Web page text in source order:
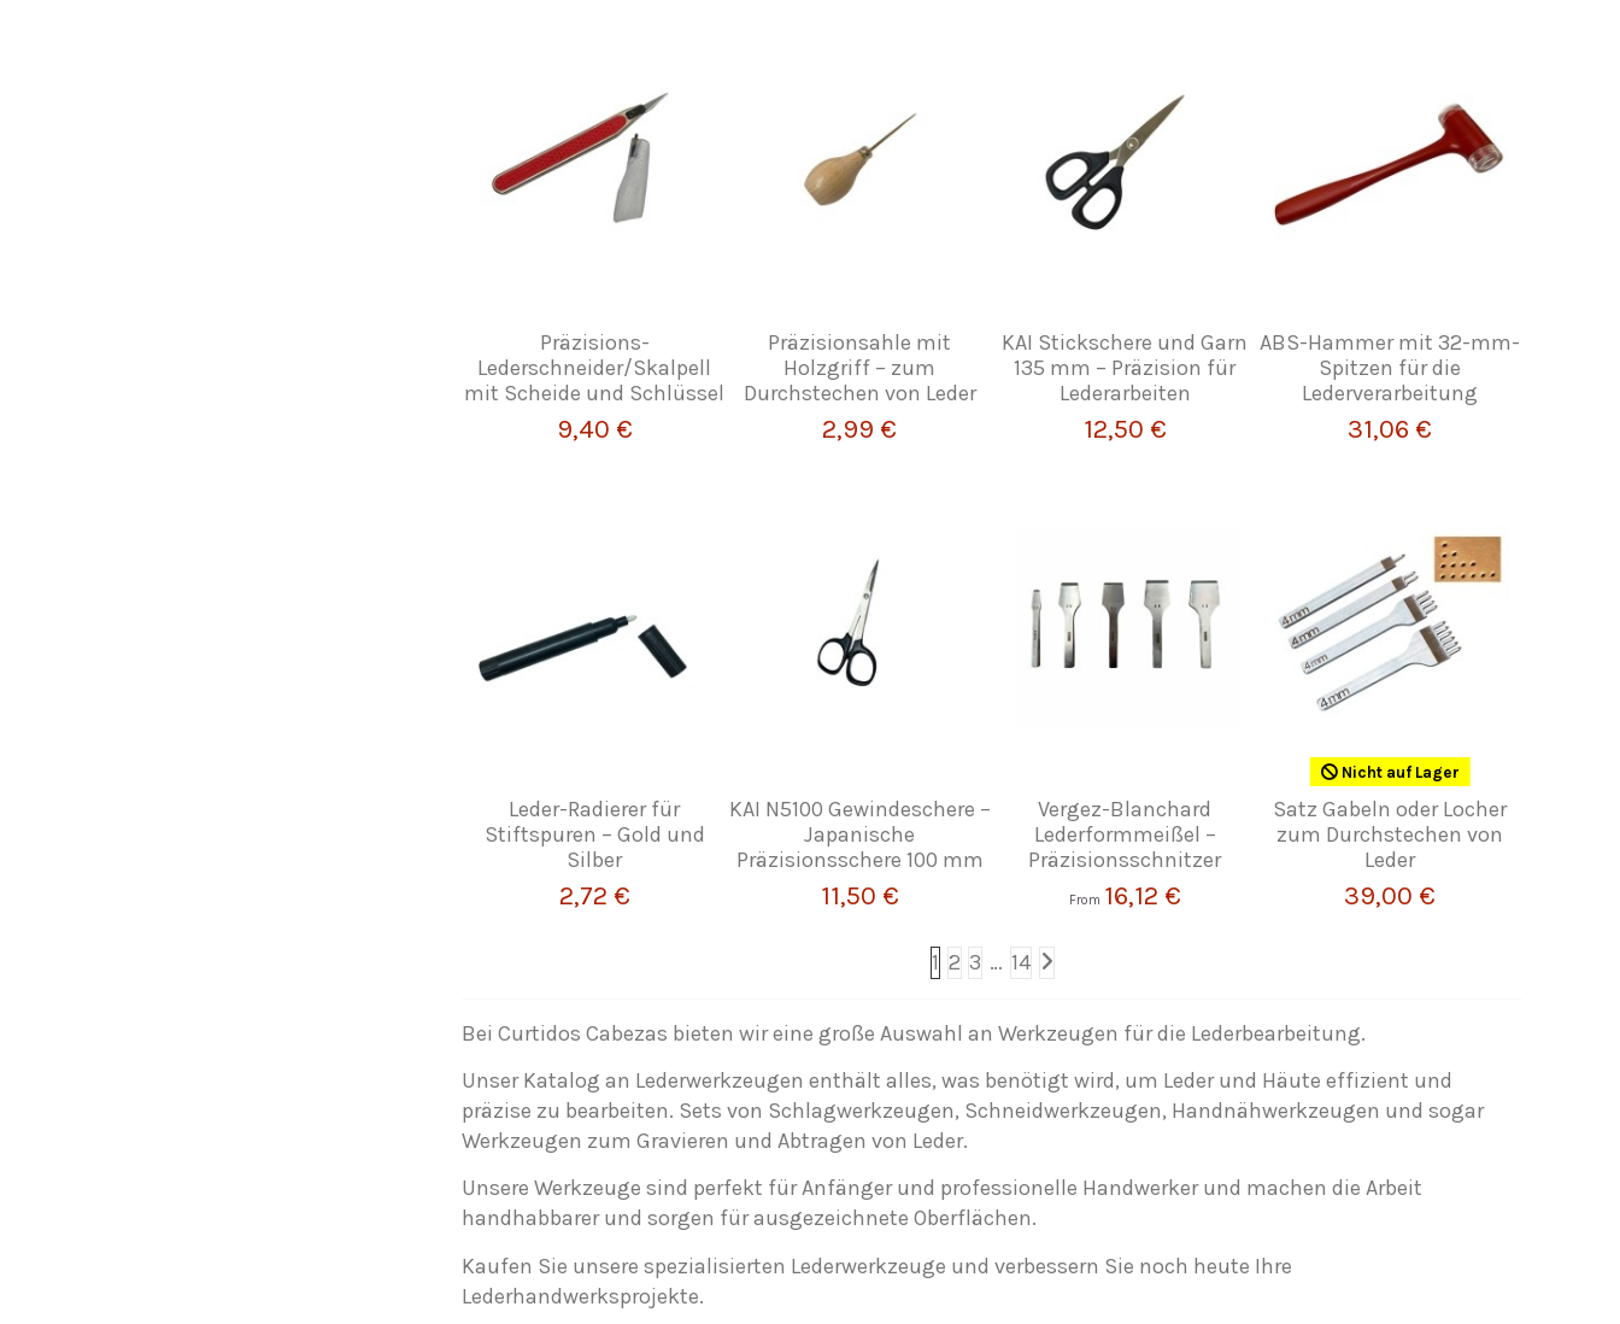
Präzisions-
Lederschneider/Skalpell
mit Scheide und Schlüssel
9,40 €
Präzisionsahle mit
Holzgriff – zum
Durchstechen von Leder
2,99 €
KAI Stickschere und Garn
135 mm – Präzision für
Lederarbeiten
12,50 €
ABS-Hammer mit 32-mm-
Spitzen für die
Lederverarbeitung
31,06 €
Leder-Radierer für
Stiftspuren – Gold und
Silber
2,72 €
KAI N5100 Gewindeschere –
Japanische
Präzisionsschere 100 mm
11,50 €
Vergez-Blanchard
Lederformmeißel –
Präzisionsschnitzer
From 16,12 €
Nicht auf Lager
Satz Gabeln oder Locher
zum Durchstechen von
Leder
39,00 €
1 2 3 … 14
Bei Curtidos Cabezas bieten wir eine große Auswahl an Werkzeugen für die Lederbearbeitung.
Unser Katalog an Lederwerkzeugen enthält alles, was benötigt wird, um Leder und Häute effizient und
präzise zu bearbeiten. Sets von Schlagwerkzeugen, Schneidwerkzeugen, Handnähwerkzeugen und sogar
Werkzeugen zum Gravieren und Abtragen von Leder.
Unsere Werkzeuge sind perfekt für Anfänger und professionelle Handwerker und machen die Arbeit
handhabbarer und sorgen für ausgezeichnete Oberflächen.
Kaufen Sie unsere spezialisierten Lederwerkzeuge und verbessern Sie noch heute Ihre
Lederhandwerksprojekte.